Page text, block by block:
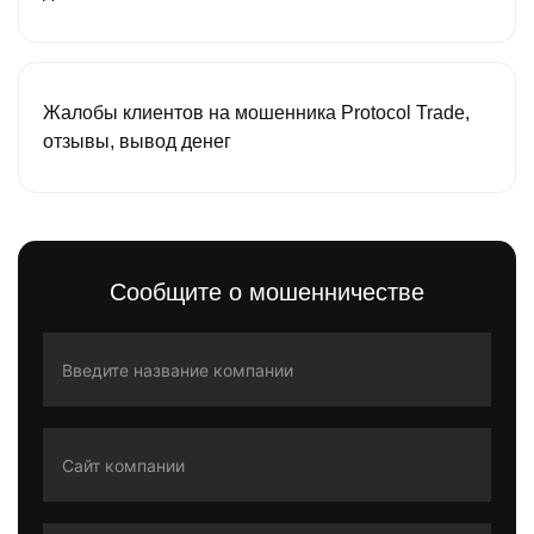
Жалобы клиентов на мошенника Protocol Trade,
отзывы, вывод денег
Сообщите о мошенничестве